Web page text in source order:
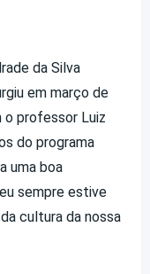
da Silva
em março de
o professor Luiz
do programa
uma boa
sempre estive
cultura da nossa